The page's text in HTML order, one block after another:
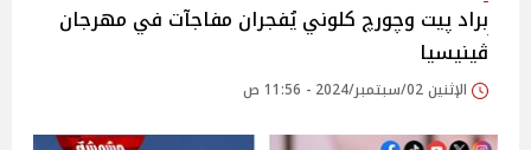
براد پيت وچورچ كلوني يُفجران مفاجآت في مهرجان
ڤينيسيا
الإثنين 02/سبتمبر/2024 - 11:56 ص